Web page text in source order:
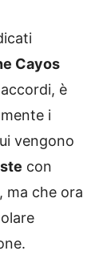
Cayos
è
i
vengono
con
ma che ora